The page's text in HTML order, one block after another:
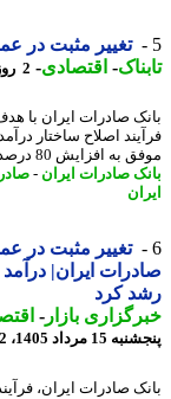
تغییر مثبت در
-اقتصادی-2 روز پیش - پنجشنبه 15 مرداد 1405، 16:05
صادرات ایران با هدف
80 درصدی درآمد عملیاتی و 26 درصدی سود خالص شد.
صادرات ایران - صادرات
تغییر مثبت در
کرد
بازار-
1405، 14:52
صادرات ایران، فرآیند